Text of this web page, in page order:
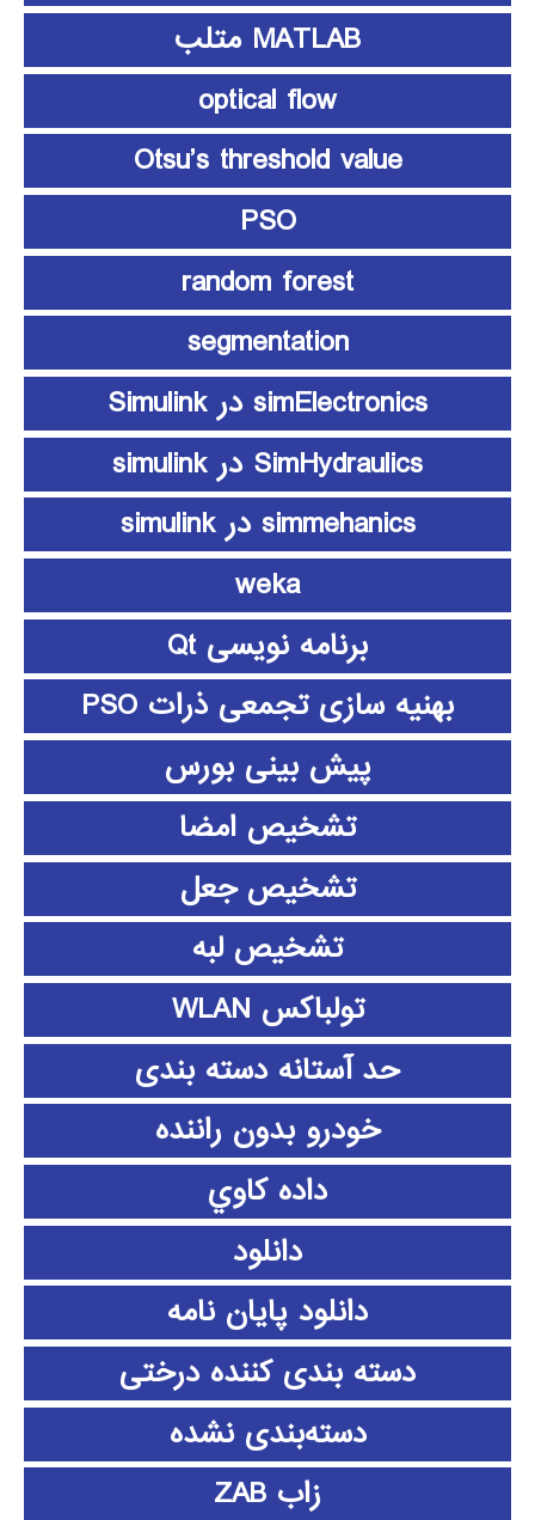
MATLAB متلب
optical flow
Otsu’s threshold value
PSO
random forest
segmentation
simElectronics در Simulink
SimHydraulics در simulink
simmehanics در simulink
weka
برنامه نویسی Qt
بهنیه سازی تجمعی ذرات PSO
پیش بینی بورس
تشخیص امضا
تشخیص جعل
تشخیص لبه
تولباکس WLAN
حد آستانه دسته بندی
خودرو بدون راننده
داده كاوي
دانلود
دانلود پايان نامه
دسته بندی کننده درختی
دسته‌بندی نشده
زاب ZAB